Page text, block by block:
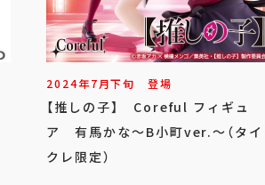
2024年7月下旬 登場
【推しの子】 Coreful フィギュ
ア 有馬かな～B小町ver.～（タイ
クレ限定）